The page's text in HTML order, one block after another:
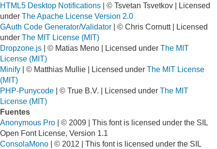
HTML5 Desktop Notifications | © Tsvetan Tsvetkov | Licensed
under The Apache License Version 2.0
GAuth Code Generator/Validator | © Chris Cornutt | Licensed
under The MIT License (MIT)
Dropzone.js | © Matias Meno | Licensed under The MIT
License (MIT)
Minify | © Matthias Mullie | Licensed under The MIT License
(MIT)
PHP-Punycode | © True B.V. | Licensed under The MIT
License (MIT)
Fuentes
Anonymous Pro | © 2009 | This font is licensed under the SIL
Open Font License, Version 1.1
ConsolaMono | © 2012 | This font is licensed under the SIL